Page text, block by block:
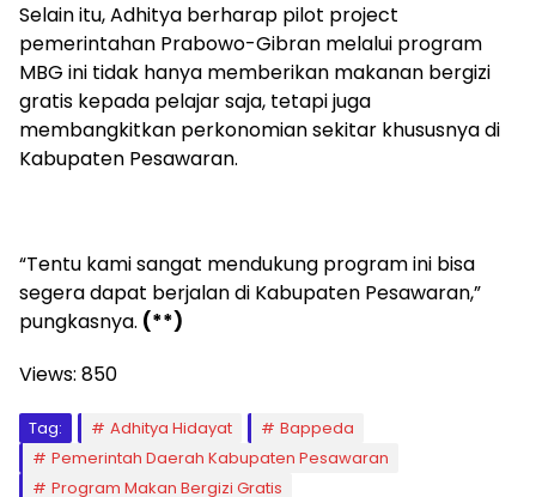
Selain itu, Adhitya berharap pilot project
pemerintahan Prabowo-Gibran melalui program
MBG ini tidak hanya memberikan makanan bergizi
gratis kepada pelajar saja, tetapi juga
membangkitkan perkonomian sekitar khususnya di
Kabupaten Pesawaran.
“Tentu kami sangat mendukung program ini bisa
segera dapat berjalan di Kabupaten Pesawaran,”
pungkasnya. (**)
Views: 850
Tag: Adhitya Hidayat
Bappeda
Pemerintah Daerah Kabupaten Pesawaran
Program Makan Bergizi Gratis